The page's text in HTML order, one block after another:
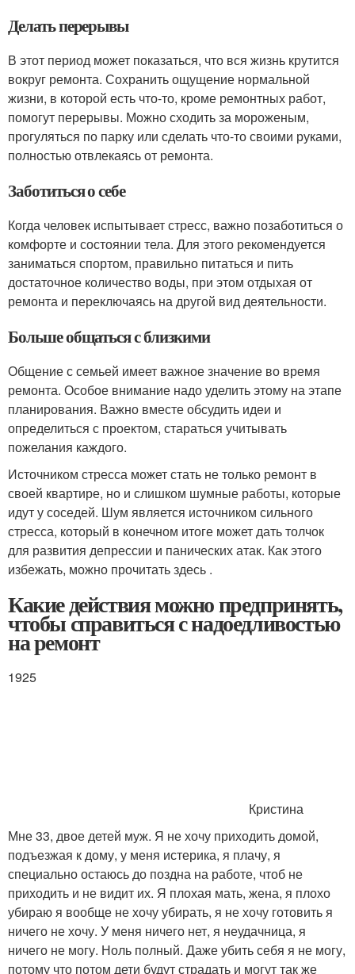
Делать перерывы
В этот период может показаться, что вся жизнь крутится
вокруг ремонта. Сохранить ощущение нормальной
жизни, в которой есть что-то, кроме ремонтных работ,
помогут перерывы. Можно сходить за мороженым,
прогуляться по парку или сделать что-то своими руками,
полностью отвлекаясь от ремонта.
Заботиться о себе
Когда человек испытывает стресс, важно позаботиться о
комфорте и состоянии тела. Для этого рекомендуется
заниматься спортом, правильно питаться и пить
достаточное количество воды, при этом отдыхая от
ремонта и переключаясь на другой вид деятельности.
Больше общаться с близкими
Общение с семьей имеет важное значение во время
ремонта. Особое внимание надо уделить этому на этапе
планирования. Важно вместе обсудить идеи и
определиться с проектом, стараться учитывать
пожелания каждого.
Источником стресса может стать не только ремонт в
своей квартире, но и слишком шумные работы, которые
идут у соседей. Шум является источником сильного
стресса, который в конечном итоге может дать толчок
для развития депрессии и панических атак. Как этого
избежать, можно прочитать здесь .
Какие действия можно предпринять,
чтобы справиться с надоедливостью
на ремонт
1925
Кристина
Мне 33, двое детей муж. Я не хочу приходить домой,
подъезжая к дому, у меня истерика, я плачу, я
специально остаюсь до поздна на работе, чтоб не
приходить и не видит их. Я плохая мать, жена, я плохо
убираю я вообще не хочу убирать, я не хочу готовить я
ничего не хочу. У меня ничего нет, я неудачница, я
ничего не могу. Ноль полный. Даже убить себя я не могу,
потому что потом дети будут страдать и могут так же